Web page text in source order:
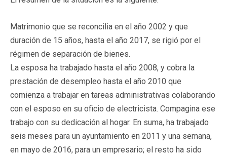
Matrimonio que se reconcilia en el año 2002 y que
duración de 15 años, hasta el año 2017, se rigió por el
régimen de separación de bienes.
La esposa ha trabajado hasta el año 2008, y cobra la
prestación de desempleo hasta el año 2010 que
comienza a trabajar en tareas administrativas colaborando
con el esposo en su oficio de electricista. Compagina ese
trabajo con su dedicación al hogar. En suma, ha trabajado
seis meses para un ayuntamiento en 2011 y una semana,
en mayo de 2016, para un empresario; el resto ha sido